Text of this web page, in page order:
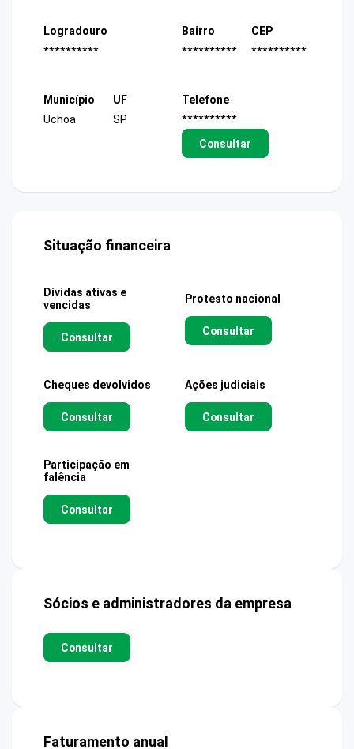
Logradouro
**********
Bairro
**********
CEP
**********
Município
Uchoa
UF
SP
Telefone
**********
Consultar
Situação financeira
Dívidas ativas e
vencidas
Consultar
Protesto nacional
Consultar
Cheques devolvidos
Consultar
Ações judiciais
Consultar
Participação em
falência
Consultar
Sócios e administradores da empresa
Consultar
Faturamento anual